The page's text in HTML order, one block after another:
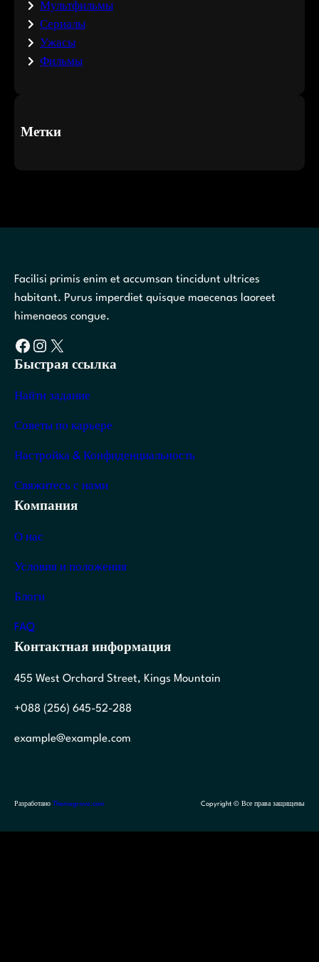
Мультфильмы
Сериалы
Ужасы
Фильмы
Метки
Facilisi primis enim et accumsan tincidunt ultrices
habitant. Purus imperdiet quisque maecenas laoreet
himenaeos congue.
Facebook Instagram X
Быстрая ссылка
Найти задание
Советы по карьере
Настройка & Конфиденциальность
Свяжитесь с нами
Компания
О нас
Условия и положения
Блоги
FAQ
Контактная информация
455 West Orchard Street, Kings Mountain
+088 (256) 645-52-288
example@example.com
Разработано Themegrove.com Copyright © Все права защищены